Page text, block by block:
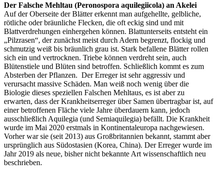
Der Falsche Mehltau (Peronospora aquilegiicola) an Akelei
Auf der Oberseite der Blätter erkennt man aufgehellte, gelbliche,
rötliche oder bräunliche Flecken, die oft eckig sind und mit
Blattverdrehungen einhergehen können. Blattunterseits entsteht ein
„Pilzrasen“, der zunächst meist durch Adern begrenzt, flockig und
schmutzig weiß bis bräunlich grau ist. Stark befallene Blätter rollen
sich ein und vertrocknen. Triebe können verdreht sein, auch
Blütenstiele und Blüten sind betroffen. Schließlich kommt es zum
Absterben der Pflanzen. Der Erreger ist sehr aggressiv und
verursacht massive Schäden. Man weiß noch wenig über die
Biologie dieses speziellen Falschen Mehltaus, es ist aber zu
erwarten, dass der Krankheitserreger über Samen übertragbar ist, auf
einer betroffenen Fläche viele Jahre überdauern kann, jedoch
ausschließlich Aquilegia (und Semiaquilegia) befällt. Die Krankheit
wurde im Mai 2020 erstmals in Kontinentaleuropa nachgewiesen.
Vorher war sie (seit 2013) aus Großbritannien bekannt, stammt aber
ursprünglich aus Südostasien (Korea, China). Der Erreger wurde im
Jahr 2019 als neue, bisher nicht bekannte Art wissenschaftlich neu
beschrieben.